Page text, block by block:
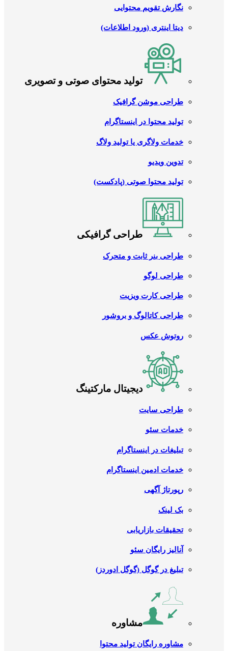
نگارش تقویم محتوایی
دیتا اینتری (ورود اطلاعات)
تولید محتوای صوتی و تصویری
طراحی موشن گرافیک
تولید محتوا در اینستاگرام
خدمات ولاگری یا تولید ولاگ
تدوین ویدیو
تولید محتوا صوتی (پادکست)
طراحی گرافیکی
طراحی بنر ثابت و متحرک
طراحی لوگو
طراحی کارت ویزیت
طراحی کاتالوگ و بروشور
روتوش عکس
دیجیتال مارکتینگ
طراحی سایت
خدمات سئو
تبلیغات در اینستاگرام
خدمات ادمین اینستاگرام
رپورتاژ آگهی
بک لینک
تحقیقات بازاریابی
آنالیز رایگان سئو
تبلیغ در گوگل (گوگل ادوردز)
مشاوره
مشاوره رایگان تولید محتوا